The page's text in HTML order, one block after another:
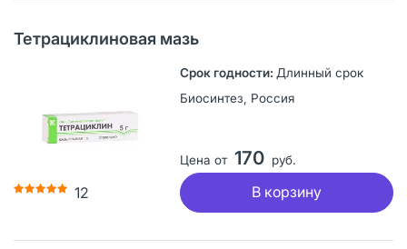
Тетрациклиновая мазь
12
Длинный срок
Биосинтез, Россия
Цена от 170 руб.
В корзину